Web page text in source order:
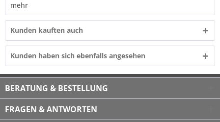
mehr
Kunden kauften auch
Kunden haben sich ebenfalls angesehen
BERATUNG & BESTELLUNG
FRAGEN & ANTWORTEN